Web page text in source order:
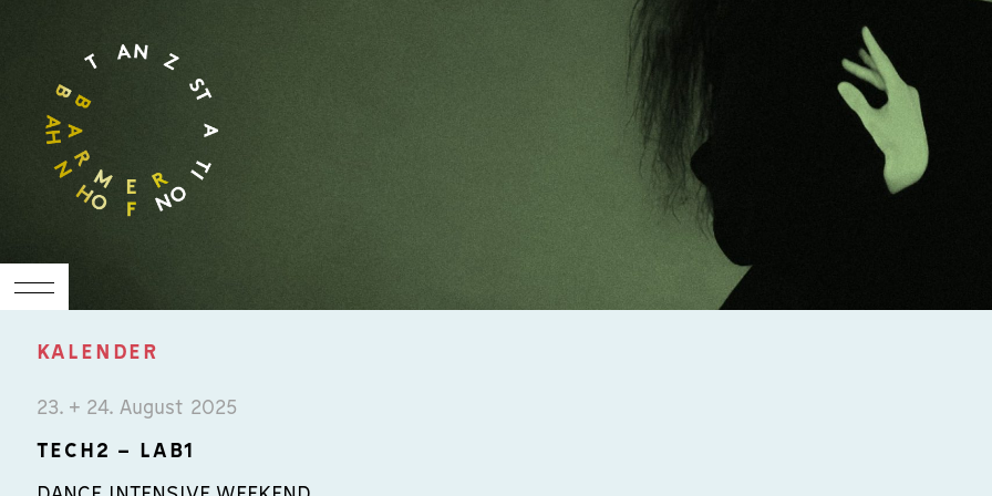
KALENDER
23. + 24. August 2025
TECH2 – LAB1